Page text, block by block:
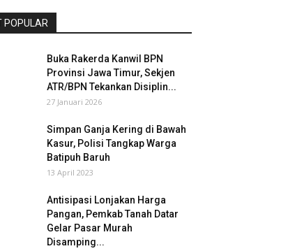
POPULAR
Buka Rakerda Kanwil BPN
Provinsi Jawa Timur, Sekjen
ATR/BPN Tekankan Disiplin...
27 Januari 2026
Simpan Ganja Kering di Bawah
Kasur, Polisi Tangkap Warga
Batipuh Baruh
13 April 2023
Antisipasi Lonjakan Harga
Pangan, Pemkab Tanah Datar
Gelar Pasar Murah
Disamping...